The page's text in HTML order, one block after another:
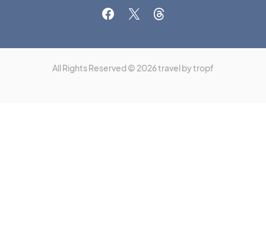
All Rights Reserved © 2026 travel by tropf